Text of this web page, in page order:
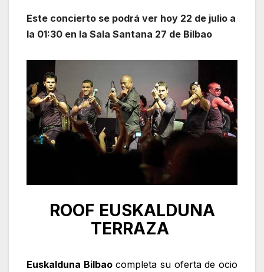
Este concierto se podrá ver hoy 22 de julio a
la 01:30 en la Sala Santana 27 de Bilbao
ROOF EUSKALDUNA
TERRAZA
Euskalduna Bilbaocompleta su oferta de ocio